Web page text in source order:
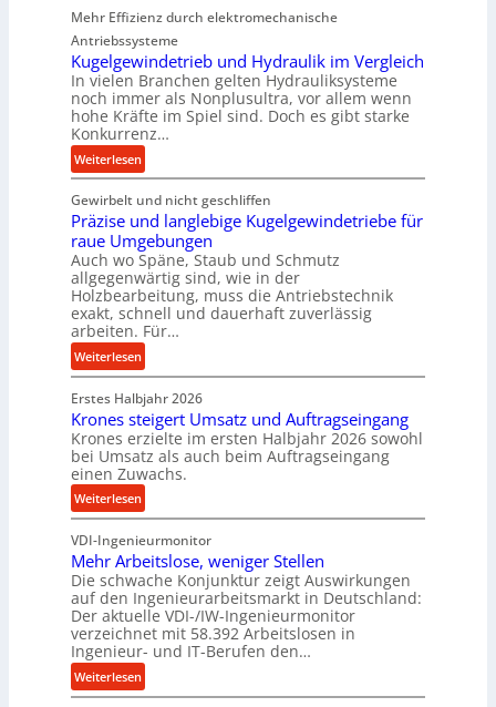
r
f
o
r
m
a
n
c
b
e
i
m
D
r
ü
c
k
p
r
o
z
e
s
Mehr Effizienz durch elektromechanische
Antriebssysteme
Kugelgewindetrieb und Hydraulik im Vergleich
In vielen Branchen gelten Hydrauliksysteme
noch immer als Nonplusultra, vor allem wenn
hohe Kräfte im Spiel sind. Doch es gibt starke
Konkurrenz…
Weiterlesen:
K
u
g
e
l
g
e
w
i
n
e
t
r
i
b
u
n
d
H
y
d
r
a
Gewirbelt und nicht geschliffen
Präzise und langlebige Kugelgewindetriebe für
raue Umgebungen
Auch wo Späne, Staub und Schmutz
allgegenwärtig sind, wie in der
Holzbearbeitung, muss die Antriebstechnik
exakt, schnell und dauerhaft zuverlässig
arbeiten. Für…
Weiterlesen:
P
r
ä
z
i
s
e
u
n
d
l
a
n
g
e
Erstes Halbjahr 2026
Krones steigert Umsatz und Auftragseingang
Krones erzielte im ersten Halbjahr 2026 sowohl
bei Umsatz als auch beim Auftragseingang
einen Zuwachs.
Weiterlesen:
K
r
o
n
e
s
s
t
e
VDI-Ingenieurmonitor
Mehr Arbeitslose, weniger Stellen
Die schwache Konjunktur zeigt Auswirkungen
auf den Ingenieurarbeitsmarkt in Deutschland:
Der aktuelle VDI-/IW-Ingenieurmonitor
verzeichnet mit 58.392 Arbeitslosen in
Ingenieur- und IT-Berufen den…
Weiterlesen:
M